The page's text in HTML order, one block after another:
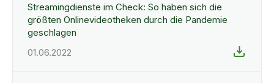
Streamingdienste im Check: So haben sich die
größten Onlinevideotheken durch die Pandemie
geschlagen
01.06.2022